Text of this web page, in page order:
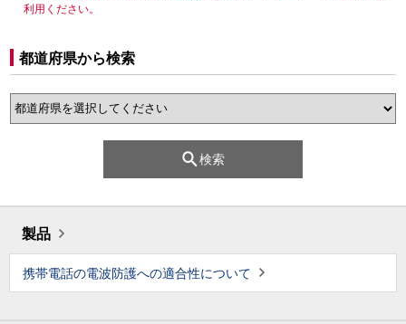
利用ください。
都道府県から検索
検索
製品
携帯電話の電波防護への適合性について